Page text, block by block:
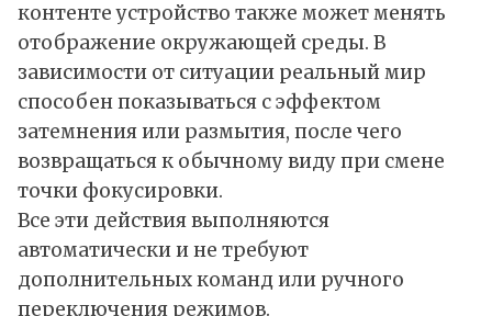
контенте устройство также может менять
отображение окружающей среды. В
зависимости от ситуации реальный мир
способен показываться с эффектом
затемнения или размытия, после чего
возвращаться к обычному виду при смене
точки фокусировки.
Все эти действия выполняются
автоматически и не требуют
дополнительных команд или ручного
переключения режимов.